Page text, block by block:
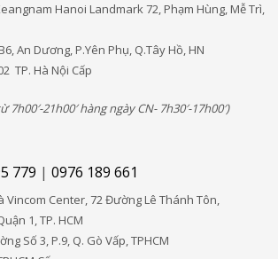
Hanoi Landmark 72, Phạm Hùng, Mễ Trì,
An Dương, P.Yên Phụ, Q.Tây Hồ, HN
TP. Hà Nội Cấp
7h00′-21h00′ hàng ngày CN- 7h30′-17h00′)
779 | 0976 189 661
Vincom Center, 72 Đường Lê Thánh Tôn,
1, TP. HCM
Số 3, P.9, Q. Gò Vấp, TPHCM